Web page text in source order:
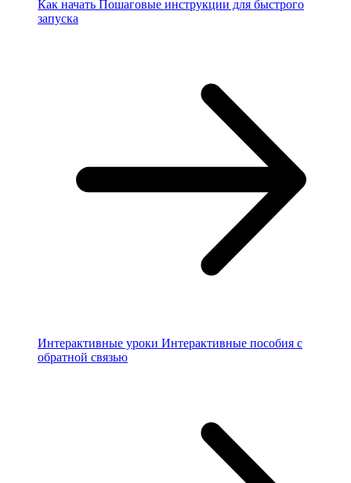
Как начать Пошаговые инструкции для быстрого
запуска
Интерактивные уроки Интерактивные пособия с
обратной связью